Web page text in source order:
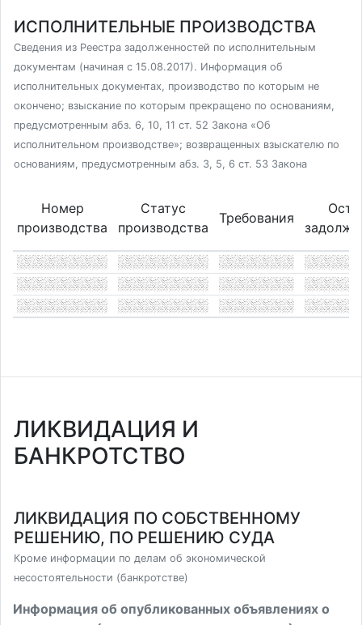
ИСПОЛНИТЕЛЬНЫЕ ПРОИЗВОДСТВА
Сведения из Реестра задолженностей по исполнительным
документам (начиная с 15.08.2017). Информация об
исполнительных документах, производство по которым не
окончено; взыскание по которым прекращено по основаниям,
предусмотренным абз. 6, 10, 11 ст. 52 Закона «Об
исполнительном производстве»; возвращенных взыскателю по
основаниям, предусмотренным абз. 3, 5, 6 ст. 53 Закона
Номер
производства
Статус
производства
Требования
ЛИКВИДАЦИЯ И
БАНКРОТСТВО
ЛИКВИДАЦИЯ ПО СОБСТВЕННОМУ
РЕШЕНИЮ, ПО РЕШЕНИЮ СУДА
Кроме информации по делам об экономической
несостоятельности (банкротстве)
Информация об опубликованных объявлениях о